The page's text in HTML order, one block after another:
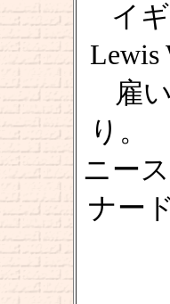
イ
雇
り。
ニー
ナー